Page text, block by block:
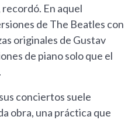
recordó. En aquel
de The Beatles con
originales de Gustav
de piano solo que el
conciertos suele
obra, una práctica que